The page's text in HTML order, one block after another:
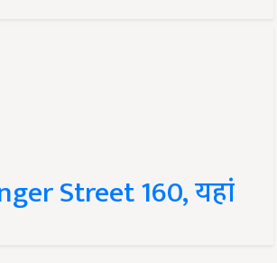
Street 160, यहां